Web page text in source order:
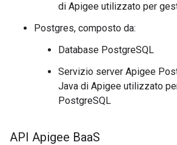
di Apigee utilizzato per
Postgres, composto da:
Database PostgreSQL
Servizio server Apigee
Java di Apigee utilizzato
PostgreSQL
API Apigee BaaS